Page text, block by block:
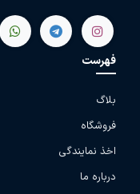
فهرست
بلاگ
فروشگاه
اخذ نمایندگی
درباره ما